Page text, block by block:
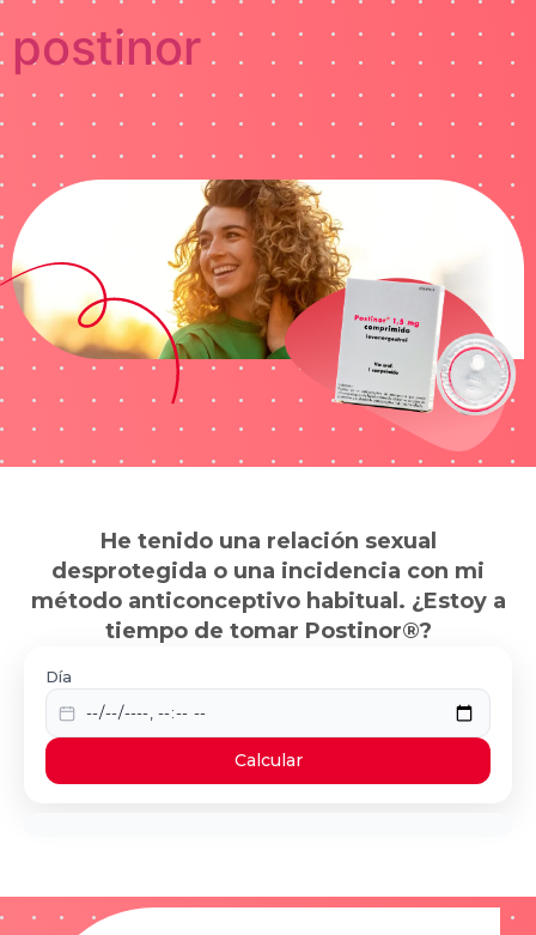
postinor
He tenido una relación sexual
desprotegida o una incidencia con mi
método anticonceptivo habitual. ¿Estoy a
tiempo de tomar Postinor®?
Día
Calcular